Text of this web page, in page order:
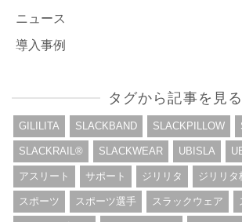
ニュース
導入事例
タグから記事を見る
GILILITA SLACKBAND SLACKPILLOW
SLACKRAIL®︎ SLACKWEAR UBISLA
アスリート サポート ジリリタ ジリリタ
スポーツ スポーツ選手 スラックウェア